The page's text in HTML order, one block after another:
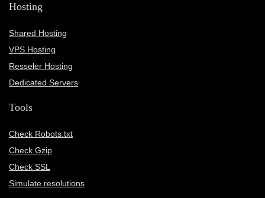
Hosting
Shared Hosting
VPS Hosting
Resseler Hosting
Dedicated Servers
Tools
Check Robots.txt
Check Gzip
Check SSL
Simulate resolutions